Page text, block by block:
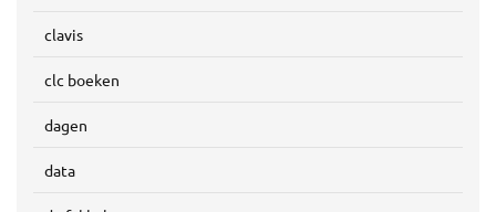
clavis
clc boeken
dagen
data